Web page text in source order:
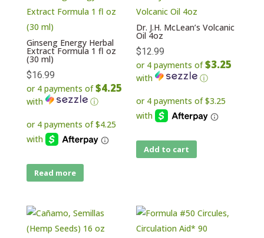
Ginseng Energy Herbal
Extract Formula 1 fl oz
(30 ml)
$16.99
or 4 payments of$4.25
with ⓘ
Read more
Dr. J.H. McLean’s Volcanic
Oil 4oz
$12.99
or 4 payments of$3.25
with ⓘ
Add to cart